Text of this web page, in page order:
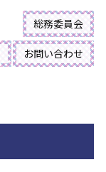
総務委員会
お問い合わせ